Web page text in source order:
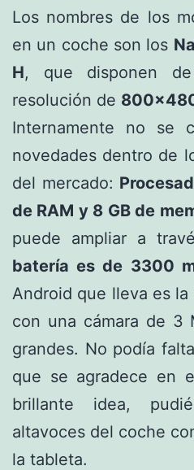
Los nombres de los
en un coche son los
H, que disponen
resolución de
Internamente no se
novedades dentro de
del mercado:
de RAM y 8 GB de
puede ampliar a
batería es de 3300
Android que lleva es
con una cámara de 3
grandes. No podía
que se agradece en
brillante idea,
altavoces del coche
la tableta.